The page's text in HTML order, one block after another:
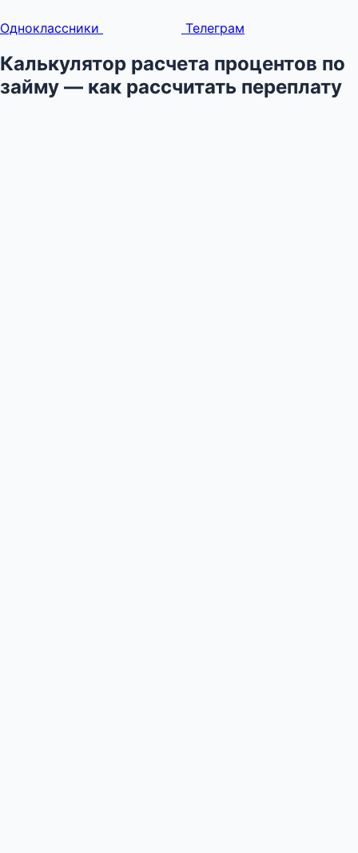
Одноклассники Телеграм
Калькулятор расчета процентов по
займу — как рассчитать переплату